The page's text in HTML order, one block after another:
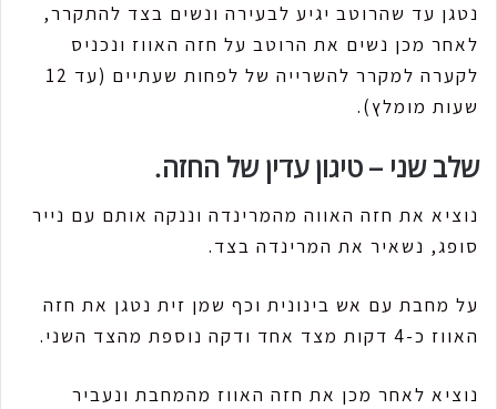
נטגן עד שהרוטב יגיע לבעירה ונשים בצד להתקרר,
לאחר מכן נשים את הרוטב על חזה האווז ונכניס
לקערה למקרר להשרייה של לפחות שעתיים (עד 12
שעות מומלץ).
שלב שני – טיגון עדין של החזה.
נוציא את חזה האווה מהמרינדה וננקה אותם עם נייר
סופג, נשאיר את המרינדה בצד.
על מחבת עם אש בינונית וכף שמן זית נטגן את חזה
האווז כ-4 דקות מצד אחד ודקה נוספת מהצד השני.
נוציא לאחר מכן את חזה האווז מהמחבת ונעביר